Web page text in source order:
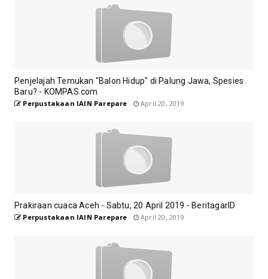
Penjelajah Temukan "Balon Hidup" di Palung Jawa, Spesies
Baru? - KOMPAS.com
Perpustakaan IAIN Parepare April 20, 2019
Prakiraan cuaca Aceh - Sabtu, 20 April 2019 - BeritagarID
Perpustakaan IAIN Parepare April 20, 2019